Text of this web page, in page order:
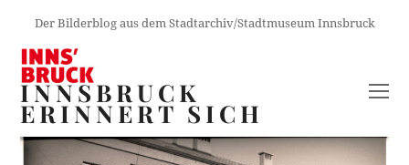
Der Bilderblog aus dem Stadtarchiv/Stadtmuseum Innsbruck
INNSBRUCK
ERINNERT SICH